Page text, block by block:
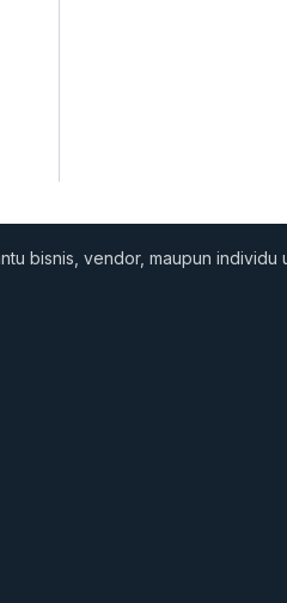
bisnis, vendor, maupun